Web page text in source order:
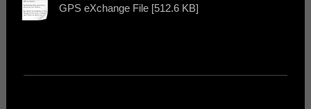
GPS eXchange File [512.6 KB]